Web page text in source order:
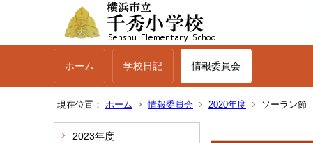
ホーム 学校日記 情報委員会
現在位置： ホーム 情報委員会 2020年度 ソーラン節
2023年度